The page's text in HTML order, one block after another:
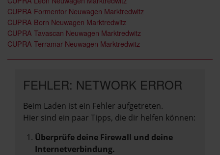
CUPRA Formentor Neuwagen Marktredwitz
CUPRA Born Neuwagen Marktredwitz
CUPRA Tavascan Neuwagen Marktredwitz
CUPRA Terramar Neuwagen Marktredwitz
FEHLER: NETWORK ERROR
Beim Laden ist ein Fehler aufgetreten.
Hier sind ein paar Tipps, die dir helfen können:
Überprüfe deine Firewall und deine
Internetverbindung.